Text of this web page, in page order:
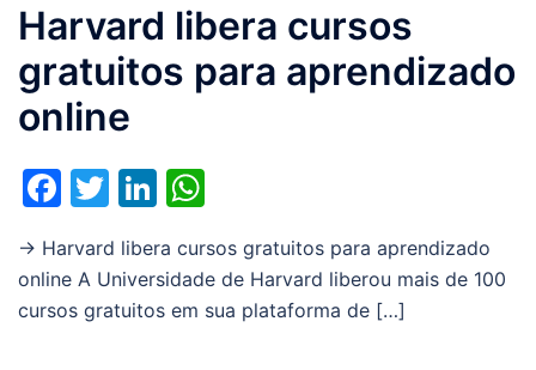
Harvard libera cursos
gratuitos para aprendizado
online
Facebook
TwitterLinkedIn
→ Harvard libera cursos gratuitos para aprendizado
online A Universidade de Harvard liberou mais de 100
cursos gratuitos em sua plataforma de […]